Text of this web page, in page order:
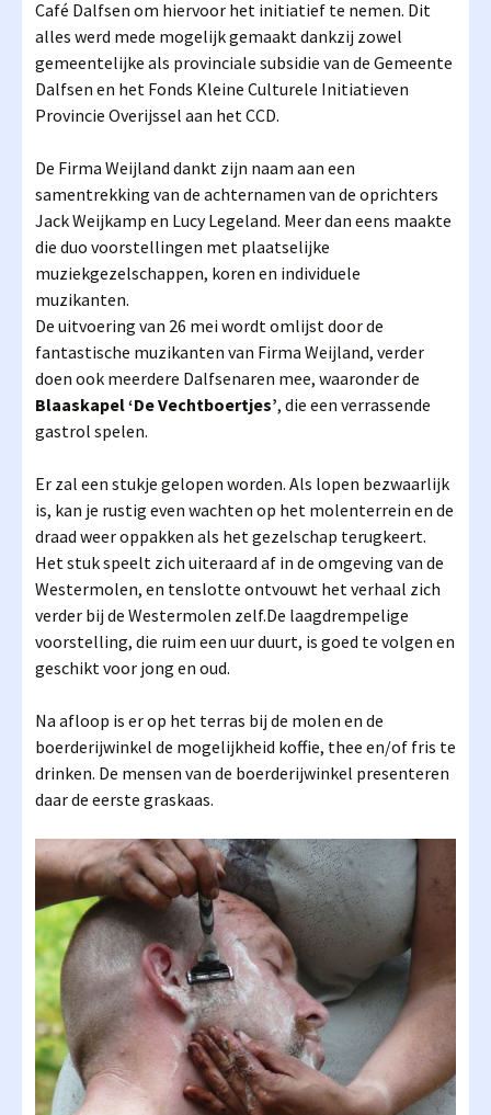
Café Dalfsen om hiervoor het initiatief te nemen. Dit
alles werd mede mogelijk gemaakt dankzij zowel
gemeentelijke als provinciale subsidie van de Gemeente
Dalfsen en het Fonds Kleine Culturele Initiatieven
Provincie Overijssel aan het CCD.
De Firma Weijland dankt zijn naam aan een
samentrekking van de achternamen van de oprichters
Jack Weijkamp en Lucy Legeland. Meer dan eens maakte
die duo voorstellingen met plaatselijke
muziekgezelschappen, koren en individuele
muzikanten.
De uitvoering van 26 mei wordt omlijst door de
fantastische muzikanten van Firma Weijland, verder
doen ook meerdere Dalfsenaren mee, waaronder de
Blaaskapel ‘De Vechtboertjes’, die een verrassende
gastrol spelen.
Er zal een stukje gelopen worden. Als lopen bezwaarlijk
is, kan je rustig even wachten op het molenterrein en de
draad weer oppakken als het gezelschap terugkeert.
Het stuk speelt zich uiteraard af in de omgeving van de
Westermolen, en tenslotte ontvouwt het verhaal zich
verder bij de Westermolen zelf.De laagdrempelige
voorstelling, die ruim een uur duurt, is goed te volgen en
geschikt voor jong en oud.
Na afloop is er op het terras bij de molen en de
boerderijwinkel de mogelijkheid koffie, thee en/of fris te
drinken. De mensen van de boerderijwinkel presenteren
daar de eerste graskaas.